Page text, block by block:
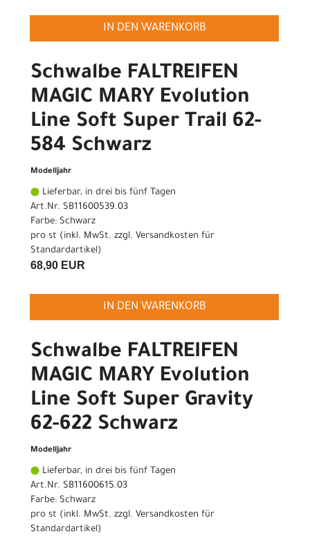
IN DEN WARENKORB
Schwalbe FALTREIFEN
MAGIC MARY Evolution
Line Soft Super Trail 62-
584 Schwarz
Modelljahr
Lieferbar, in drei bis fünf Tagen
Art.Nr. SB11600539.03
Farbe: Schwarz
pro st (inkl. MwSt. zzgl. Versandkosten für
Standardartikel)
68,90 EUR
IN DEN WARENKORB
Schwalbe FALTREIFEN
MAGIC MARY Evolution
Line Soft Super Gravity
62-622 Schwarz
Modelljahr
Lieferbar, in drei bis fünf Tagen
Art.Nr. SB11600615.03
Farbe: Schwarz
pro st (inkl. MwSt. zzgl. Versandkosten für
Standardartikel)